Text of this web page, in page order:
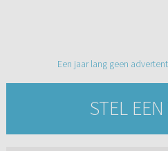
Een jaar lang geen
STEL